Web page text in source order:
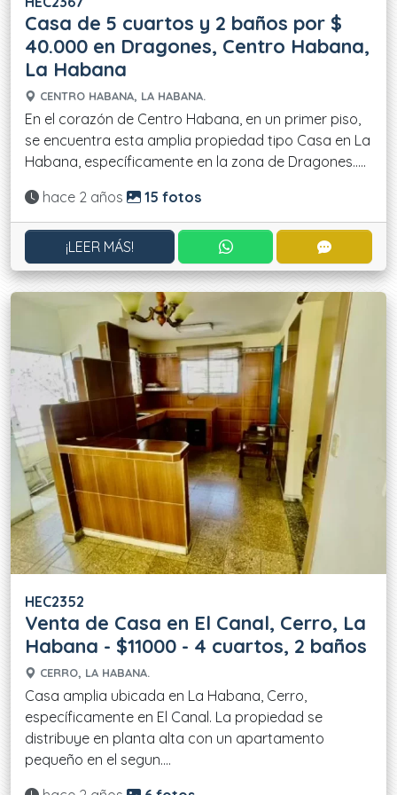
Casa de 5 cuartos y 2 baños por $
40.000 en Dragones, Centro Habana,
La Habana
CENTRO HABANA, LA HABANA.
En el corazón de Centro Habana, en un primer piso,
se encuentra esta amplia propiedad tipo Casa en La
Habana, específicamente en la zona de Dragones.....
Actualizado:
hace 2 años 15 fotos
¡LEER MÁS! CONTACTAR POR
HEC2352
Venta de Casa en El Canal, Cerro, La
Habana - $11000 - 4 cuartos, 2 baños
CERRO, LA HABANA.
Casa amplia ubicada en La Habana, Cerro,
específicamente en El Canal. La propiedad se
distribuye en planta alta con un apartamento
pequeño en el segun....